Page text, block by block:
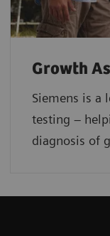
Growth
Siemens is a
testing –
diagnosis of